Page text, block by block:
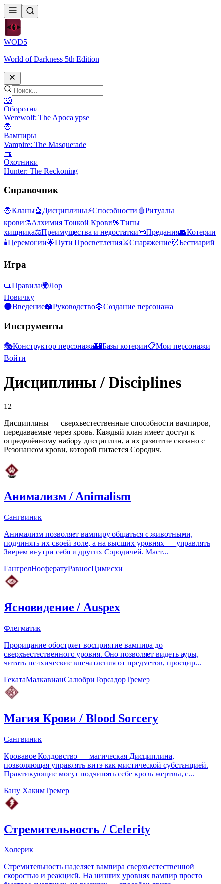
WOD5
World of Darkness 5th Edition
🐺
Оборотни
Werewolf: The Apocalypse
🧛
Вампиры
Vampire: The Masquerade
🔫
Охотники
Hunter: The Reckoning
Справочник
🧛Кланы🔮Дисциплины⚡Способности 🩸Ритуалы
крови⚗️Алхимия Тонкой Крови🎯Типы
хищника⚖️Преимущества и недостатки📜Предания👥Котерии
🕯️Церемонии🌟Пути Просветления⚔️Снаряжение👹Бестиарий
Игра
📜Правила🌍Лор
Новичку
🌑Введение📖Руководство🧛Создание персонажа
Инструменты
🎭Конструктор персонажа🏰Базы котерии📋Мои персонажи
Войти
Дисциплины / Disciplines
12
Дисциплины — сверхъестественные способности вампиров,
передаваемые через кровь. Каждый клан имеет доступ к
определённому набору дисциплин, а их развитие связано с
Резонансом крови, которой питается Сородич.
Анимализм / Animalism
Сангвиник
Анимализм позволяет вампиру общаться с животными,
подчинять их своей воле, а на высших уровнях — управлять
Зверем внутри себя и других Сородичей. Маст...
ГангрелНосфератуРавносЦимисхи
Ясновидение / Auspex
Флегматик
Прорицание обостряет восприятие вампира до
сверхъестественного уровня. Оно позволяет видеть ауры,
читать психические впечатления от предметов, проецир...
ГекатаМалкавианСалюбриТореадорТремер
Магия Крови / Blood Sorcery
Сангвиник
Кровавое Колдовство — магическая Дисциплина,
позволяющая управлять витэ как мистической субстанцией.
Практикующие могут подчинять себе кровь жертвы, с...
Бану ХакимТремер
Стремительность / Celerity
Холерик
Стремительность наделяет вампира сверхъестественной
скоростью и реакцией. На низших уровнях вампир просто